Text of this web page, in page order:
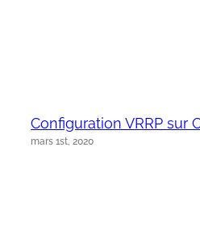
Configuration VRRP sur
mars 1st, 2020